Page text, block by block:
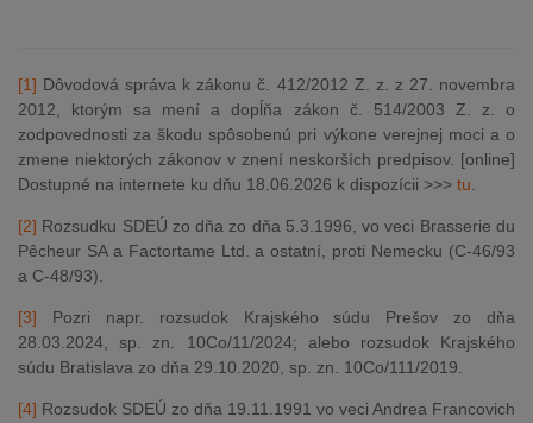
[1] Dôvodová správa k zákonu č. 412/2012 Z. z. z 27. novembra
2012, ktorým sa mení a dopĺňa zákon č. 514/2003 Z. z. o
zodpovednosti za škodu spôsobenú pri výkone verejnej moci a o
zmene niektorých zákonov v znení neskorších predpisov. [online]
Dostupné na internete ku dňu 18.06.2026 k dispozícii >>> tu
[2] Rozsudku SDEÚ zo dňa zo dňa 5.3.1996, vo veci Brasserie du
Pêcheur SA a Factortame Ltd. a ostatní, proti Nemecku (C-46/93
a C-48/93).
[3] Pozri napr. rozsudok Krajského súdu Prešov zo dňa
28.03.2024, sp. zn. 10Co/11/2024; alebo rozsudok Krajského
súdu Bratislava zo dňa 29.10.2020, sp. zn. 10Co/111/2019.
[4] Rozsudok SDEÚ zo dňa 19.11.1991 vo veci Andrea Francovich